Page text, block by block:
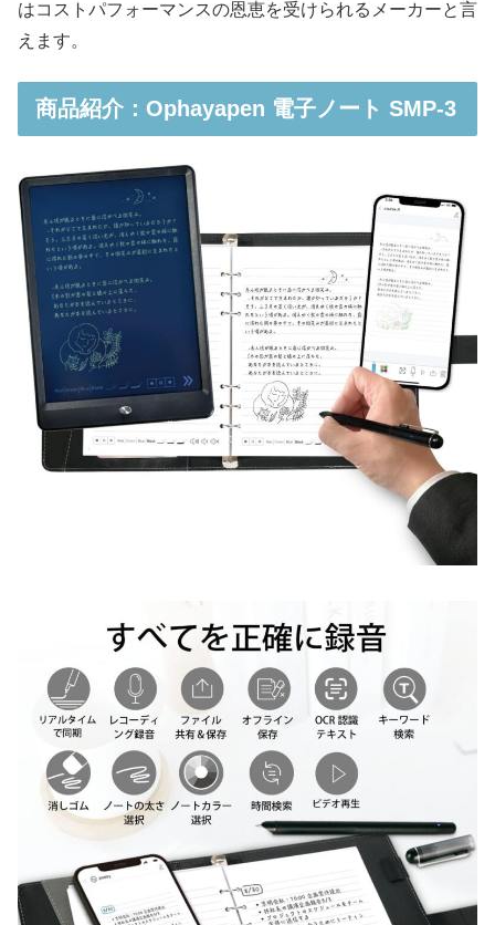
はコストパフォーマンスの恩恵を受けられるメーカーと言
えます。
商品紹介：Ophayapen 電子ノート SMP-3